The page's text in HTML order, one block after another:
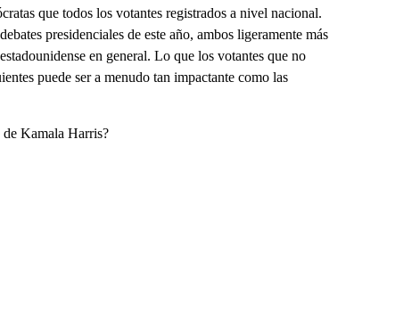
que todos los votantes registrados a nivel nacional.
presidenciales de este año, ambos ligeramente más
en general. Lo que los votantes que no
puede ser a menudo tan impactante como las
de Kamala Harris?